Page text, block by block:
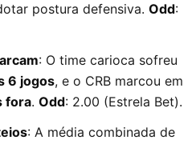
postura defensiva. Odd:
: O time carioca sofreu
6 jogos, e o CRB marcou em
fora. Odd: 2.00 (Estrela Bet).
: A média combinada de